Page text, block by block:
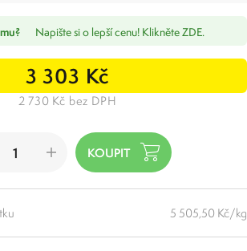
Napište si o lepší cenu! Klikněte ZDE.
3 303 Kč
2 730 Kč bez DPH
5 505,50 Kč/kg